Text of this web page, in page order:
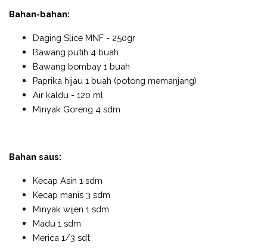
Bahan-bahan:
Daging Slice MNF - 250gr
Bawang putih 4 buah
Bawang bombay 1 buah
Paprika hijau 1 buah (potong memanjang)
Air kaldu - 120 ml
Minyak Goreng 4 sdm
Bahan saus:
Kecap Asin 1 sdm
Kecap manis 3 sdm
Minyak wijen 1 sdm
Madu 1 sdm
Merica 1/3 sdt